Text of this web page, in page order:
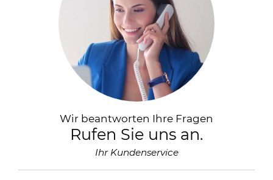
Wir beantworten Ihre Fragen
Rufen Sie uns an.
Ihr Kundenservice